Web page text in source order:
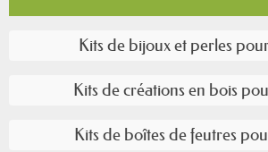
Kits de bijoux et perles
Kits de créations en bois
Kits de boîtes de feutres